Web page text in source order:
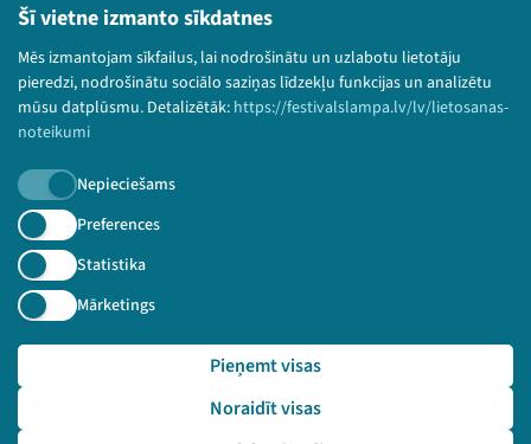
Šī vietne izmanto sīkdatnes
Mēs izmantojam sīkfailus, lai nodrošinātu un uzlabotu lietotāju
pieredzi, nodrošinātu sociālo saziņas līdzekļu funkcijas un analizētu
mūsu datplūsmu. Detalizētāk: https://festivalslampa.lv/lv/lietosanas-
noteikumi
Nepieciešams
Preferences
Statistika
Mārketings
Noraidīt visas
Pieņemt visas
Bērnu aizsardzības politika
© 2026 Sarunu festivāls LAMPA Visas tiesības
paturētas.
Piesakies jaunumiem!
Nepalaid garām aktuālāko informāciju!
🔗 https://festivalslampa.lv/lv/video-arhivs/1728?sp